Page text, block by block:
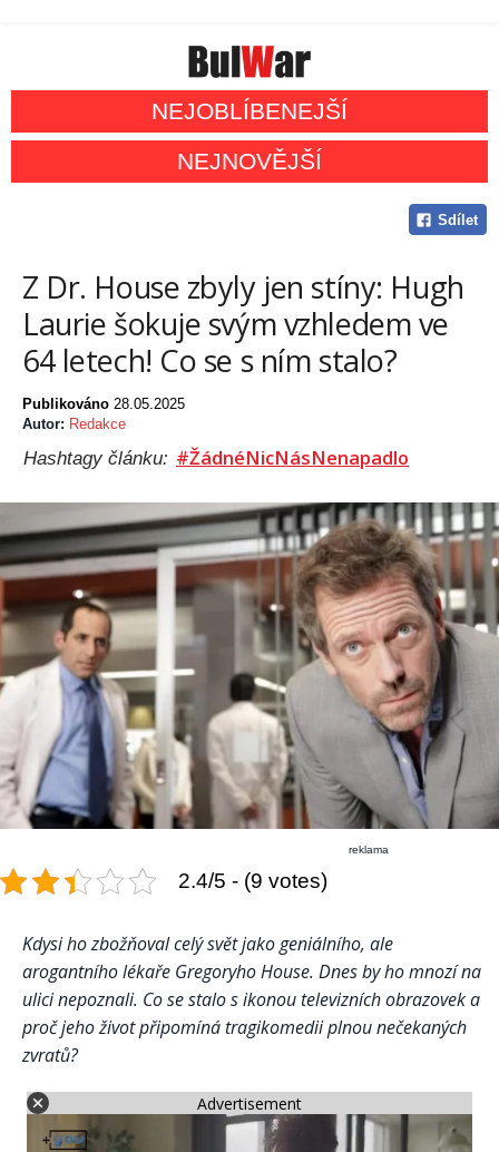
NEJOBLÍBENEJŠÍ
NEJNOVĚJŠÍ
Sdílet
Z Dr. House zbyly jen stíny: Hugh
Laurie šokuje svým vzhledem ve
64 letech! Co se s ním stalo?
Publikováno 28.05.2025
Autor: Redakce
Hashtagy článku: #ŽádnéNicNásNenapadlo
reklama
2.4/5 - (9 votes)
Kdysi ho zbožňoval celý svět jako geniálního, ale
arogantního lékaře Gregoryho House. Dnes by ho mnozí na
ulici nepoznali. Co se stalo s ikonou televizních obrazovek a
proč jeho život připomíná tragikomedii plnou nečekaných
zvratů?
Advertisement